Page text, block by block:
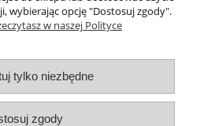
kategorie
29 Listopada 165-
- NIP 9452184931
-sklep@divefactory24.pl
wybierając opcję "Dostosuj zgody".
w naszej Polityce
tylko niezbędne
zgody